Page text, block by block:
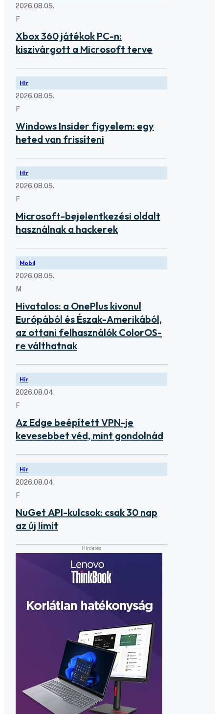
2026.08.05.
F
Xbox 360 játékok PC-n:
kiszivárgott a Microsoft terve
Hír
2026.08.05.
F
Windows Insider figyelem: egy
heted van frissíteni
Hír
2026.08.05.
F
Microsoft-bejelentkezési oldalt
használnak a hackerek
Mobil
2026.08.05.
M
Hivatalos: a OnePlus kivonul
Európából és Észak-Amerikából,
az ottani felhasználók ColorOS-
re válthatnak
Hír
2026.08.04.
F
Az Edge beépített VPN-je
kevesebbet véd, mint gondolnád
Hír
2026.08.04.
F
NuGet API-kulcsok: csak 30 nap
az új limit